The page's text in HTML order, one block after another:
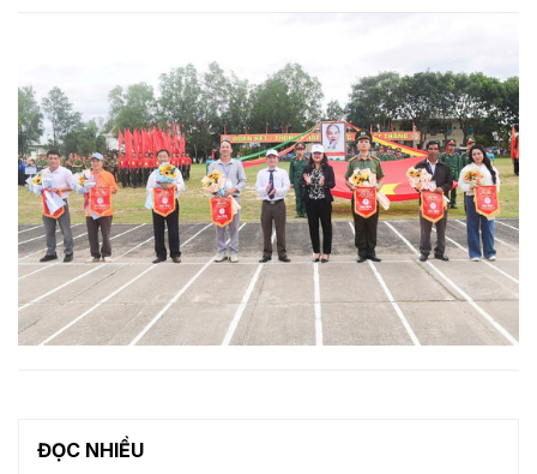
ĐỌC NHIỀU